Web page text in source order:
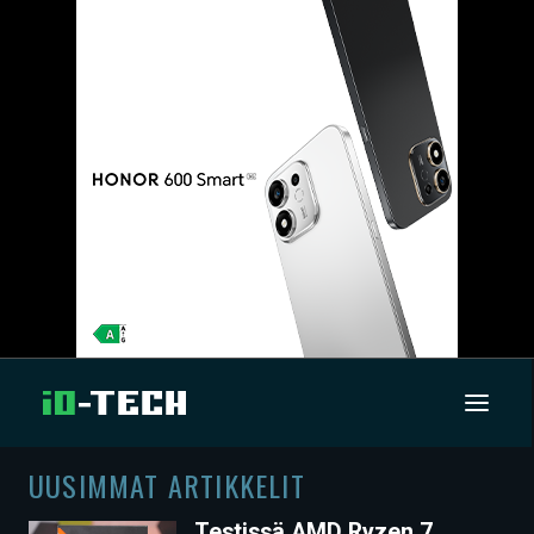
UUTISET
UUSIMMAT ARTIKKELIT